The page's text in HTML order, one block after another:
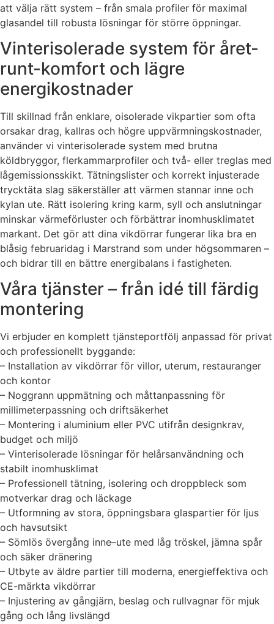
att välja rätt system – från smala profiler för maximal
glasandel till robusta lösningar för större öppningar.
Vinterisolerade system för året-
runt-komfort och lägre
energikostnader
Till skillnad från enklare, oisolerade vikpartier som ofta
orsakar drag, kallras och högre uppvärmningskostnader,
använder vi vinterisolerade system med brutna
köldbryggor, flerkammarprofiler och två- eller treglas med
lågemissionsskikt. Tätningslister och korrekt injusterade
trycktäta slag säkerställer att värmen stannar inne och
kylan ute. Rätt isolering kring karm, syll och anslutningar
minskar värmeförluster och förbättrar inomhusklimatet
markant. Det gör att dina vikdörrar fungerar lika bra en
blåsig februaridag i Marstrand som under högsommaren –
och bidrar till en bättre energibalans i fastigheten.
Våra tjänster – från idé till färdig
montering
Vi erbjuder en komplett tjänsteportfölj anpassad för privat
och professionellt byggande:
– Installation av vikdörrar för villor, uterum, restauranger
och kontor
– Noggrann uppmätning och måttanpassning för
millimeterpassning och driftsäkerhet
– Montering i aluminium eller PVC utifrån designkrav,
budget och miljö
– Vinterisolerade lösningar för helårsanvändning och
stabilt inomhusklimat
– Professionell tätning, isolering och droppbleck som
motverkar drag och läckage
– Utformning av stora, öppningsbara glaspartier för ljus
och havsutsikt
– Sömlös övergång inne–ute med låg tröskel, jämna spår
och säker dränering
– Utbyte av äldre partier till moderna, energieffektiva och
CE-märkta vikdörrar
– Injustering av gångjärn, beslag och rullvagnar för mjuk
gång och lång livslängd